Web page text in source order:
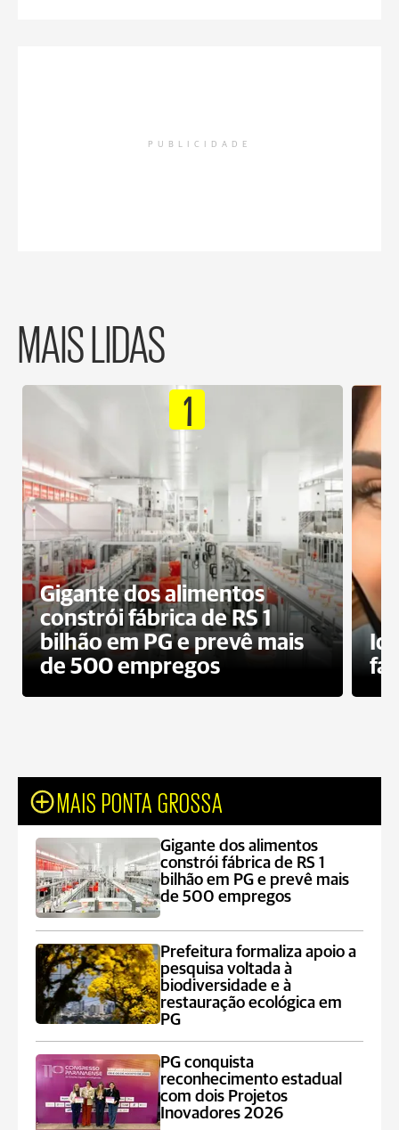
PUBLICIDADE
MAIS LIDAS
1
Gigante dos alimentos
constrói fábrica de RS 1
bilhão em PG e prevê mais
de 500 empregos
MAIS PONTA GROSSA
Gigante dos alimentos
constrói fábrica de RS 1
bilhão em PG e prevê mais
de 500 empregos
Prefeitura formaliza apoio a
pesquisa voltada à
biodiversidade e à
restauração ecológica em
PG
PG conquista
reconhecimento estadual
com dois Projetos
Inovadores 2026